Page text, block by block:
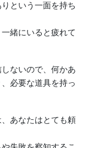
という一面を持ち
緒にいると疲れて
ないので、何かあ
必要な道具を持っ
あなたはとても頼